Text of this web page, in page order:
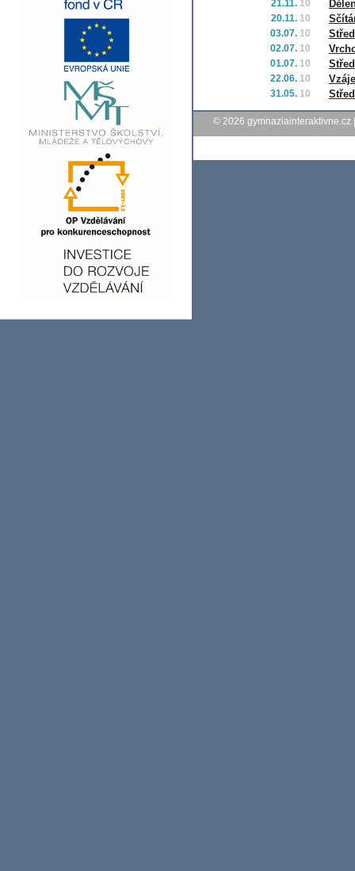
21.11. 10
20.11. 10
03.07. 10
02.07. 10
01.07. 10
22.06. 10
31.05. 10
© 2026 gymnaziainteraktivne.cz